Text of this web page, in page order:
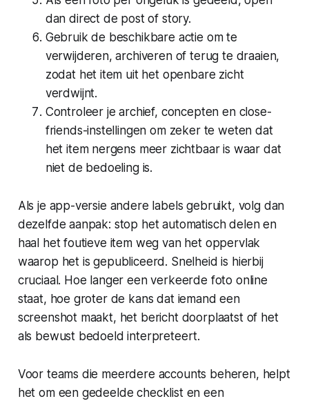
dan direct de post of story.
Gebruik de beschikbare actie om te
verwijderen, archiveren of terug te draaien,
zodat het item uit het openbare zicht
verdwijnt.
Controleer je archief, concepten en close-
friends-instellingen om zeker te weten dat
het item nergens meer zichtbaar is waar dat
niet de bedoeling is.
Als je app-versie andere labels gebruikt, volg dan
dezelfde aanpak: stop het automatisch delen en
haal het foutieve item weg van het oppervlak
waarop het is gepubliceerd. Snelheid is hierbij
cruciaal. Hoe langer een verkeerde foto online
staat, hoe groter de kans dat iemand een
screenshot maakt, het bericht doorplaatst of het
als bewust bedoeld interpreteert.
Voor teams die meerdere accounts beheren, helpt
het om een gedeelde checklist en een